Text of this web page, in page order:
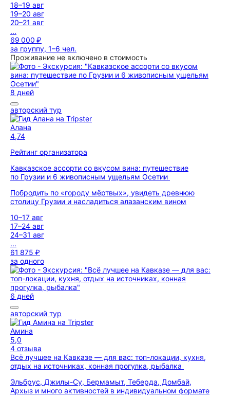
18–19 авг
19–20 авг
20–21 авг
...
69 000 ₽
за группу, 1–6 чел.
Проживание не включено в стоимость
8 дней
авторский тур
Алана
4,74
Рейтинг организатора
Кавказское ассорти со вкусом вина: путешествие
по Грузии и 6 живописным ущельям Осетии
Побродить по «городу мёртвых», увидеть древнюю
столицу Грузии и насладиться алазанским вином
10–17 авг
17–24 авг
24–31 авг
...
61 875 ₽
за одного
6 дней
авторский тур
Амина
5,0
4 отзыва
Всё лучшее на Кавказе — для вас: топ-локации, кухня,
отдых на источниках, конная прогулка, рыбалка
Эльбрус, Джилы-Су, Бермамыт, Теберда, Домбай,
Архыз и много активностей в индивидуальном формате